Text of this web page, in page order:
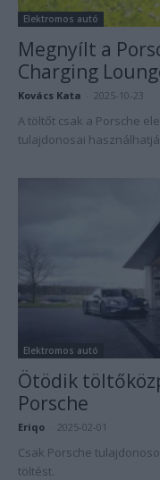
Elektromos autó
Megnyílt a
Charging
Kovács Kata 2025-10-23
A töltőt csak a Porsche
tulajdonosai
Elektromos autó
Ötödik
Porsche
Eriqo 2025-02-01
Csak Porsche
töltést.